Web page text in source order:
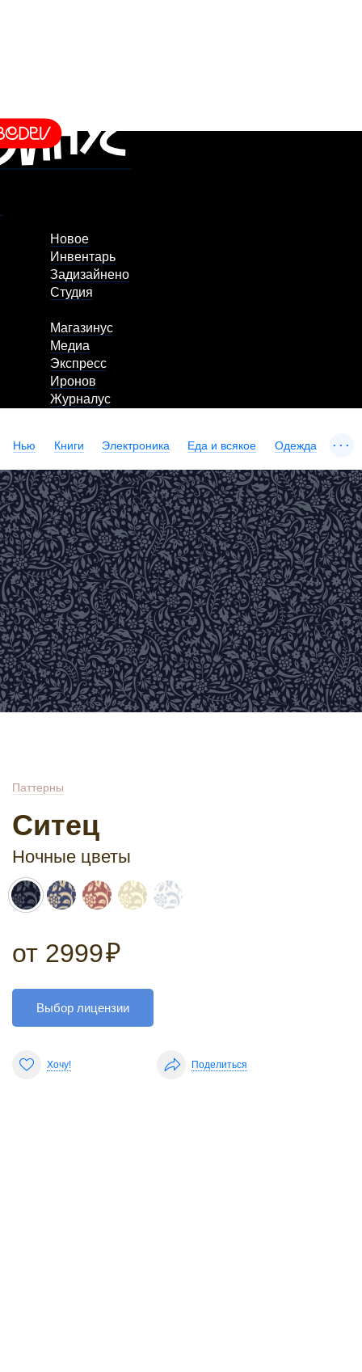
Новое
Инвентарь
Задизайнено
Студия
Магазинус
Медиа
Экспресс
Иронов
Журналус
Нью Книги Электроника Еда и всякое Одежда ...
Паттерны
Ситец
Ночные цветы
от 2999₽
Выбор лицензии
Хочу! Поделиться